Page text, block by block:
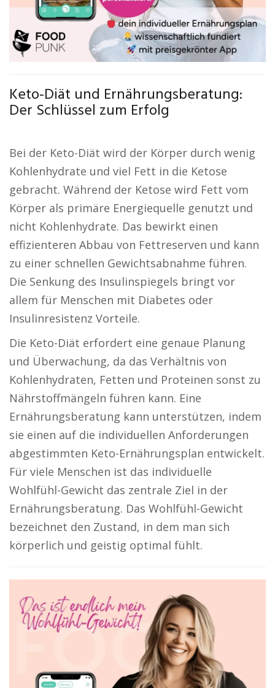
Keto-Diät und Ernährungsberatung:
Der Schlüssel zum Erfolg
Bei der Keto-Diät wird der Körper durch wenig
Kohlenhydrate und viel Fett in die Ketose
gebracht. Während der Ketose wird Fett vom
Körper als primäre Energiequelle genutzt und
nicht Kohlenhydrate. Das bewirkt einen
effizienteren Abbau von Fettreserven und kann
zu einer schnellen Gewichtsabnahme führen.
Die Senkung des Insulinspiegels bringt vor
allem für Menschen mit Diabetes oder
Insulinresistenz Vorteile.
Die Keto-Diät erfordert eine genaue Planung
und Überwachung, da das Verhältnis von
Kohlenhydraten, Fetten und Proteinen sonst zu
Nährstoffmängeln führen kann. Eine
Ernährungsberatung kann unterstützen, indem
sie einen auf die individuellen Anforderungen
abgestimmten Keto-Ernährungsplan entwickelt.
Für viele Menschen ist das individuelle
Wohlfühl-Gewicht das zentrale Ziel in der
Ernährungsberatung. Das Wohlfühl-Gewicht
bezeichnet den Zustand, in dem man sich
körperlich und geistig optimal fühlt.